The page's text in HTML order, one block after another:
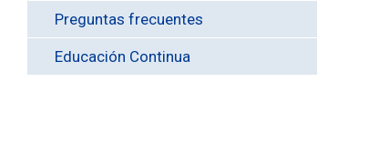
Preguntas frecuentes
Educación Continua